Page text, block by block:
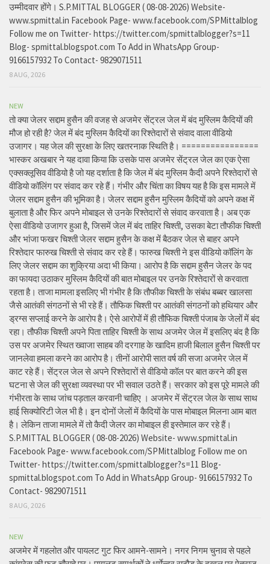
उम्मीदवार होंगे। S.P.MITTAL BLOGGER ( 08-08-2026) Website-
www.spmittal.in Facebook Page- www.facebook.com/SPMittalblog
Follow me on Twitter- https://twitter.com/spmittalblogger?s=11
Blog- spmittal.blogspot.com To Add in WhatsApp Group-
9166157932 To Contact- 9829071511
8 AUG, 2026
NEW
तो क्या जेलर सद्दाम हुसैन की वजह से अजमेर सेंट्रल जेल में बंद मुस्लिम कैदियों की
मौज हो रही है? जेल में बंद मुस्लिम कैदियों का रिश्तेदारों से संवाद वाला वीडियो
उजागर। यह जेल की सुरक्षा के लिए खतरनाक स्थिति है। ================
भास्कर अखबार ने यह दावा किया कि उसके पास अजमेर सेंट्रल जेल का एक ऐसा
एक्सक्लूसिव वीडियो है जो यह दर्शाता है कि जेल में बंद मुस्लिम कैदी अपने रिश्तेदारों से
वीडियो कॉलिंग पर संवाद कर रहे हैं। गंभीर और चिंता का विषय यह है कि इस मामले में
जेलर सद्दाम हुसैन की भूमिका है। जेलर सद्दाम हुसैन मुस्लिम कैदियों को अपने कक्ष में
बुलाता है और फिर अपने मोबाइल से उनके रिश्तेदारों से संवाद करवाता है। अब एक
ऐसा वीडियो उजागर हुआ है, जिसमें जेल में बंद ताहिर चिश्ती, उसका बेटा तौफीक चिश्ती
और भांजा फखर चिश्ती जेलर सद्दाम हुसैन के कक्ष में बैठकर जेल से बाहर अपने
रिश्तेदार फारुख चिश्ती से संवाद कर रहे हैं। फारुख चिश्ती ने इस वीडियो कॉलिंग के
लिए जेलर सद्दाम का शुक्रिया अदा भी किया। आरोप है कि सद्दाम हुसैन जेलर के पद
का फायदा उठाकर मुस्लिम कैदियों की बात मोबाइल पर उनके रिश्तेदारों से करवाता
रहता है। ताजा मामला इसलिए भी गंभीर है कि तौफीक चिश्ती के संबंध बब्बर खालसा
जैसे आतंकी संगठनों से भी रहे हैं। तौफिक चिश्ती पर आतंकी संगठनों को हथियार और
ड्रग्स सप्लाई करने के आरोप है। ऐसे आरोपों में ही तौफिक चिश्ती पंजाब के जेलों में बंद
रहा। तौफीक चिश्ती अपने पिता ताहिर चिश्ती के साथ अजमेर जेल में इसलिए बंद है कि
उस पर अजमेर स्थित ख्वाजा साहब की दरगाह के खादिम हाजी बिलाल हुसैन चिश्ती पर
जानलेवा हमला करने का आरोप है। तीनों आरोपी सात वर्ष की सजा अजमेर जेल में
काट रहे हैं। सेंट्रल जेल से अपने रिश्तेदारों से वीडियो कॉल पर बात करने की इस
घटना से जेल की सुरक्षा व्यवस्था पर भी सवाल उठते हैं। सरकार को इस पूरे मामले की
गंभीरता के साथ जांच पड़ताल करवानी चाहिए । अजमेर में सेंट्रल जेल के साथ साथ
हाई सिक्योरिटी जेल भी है। इन दोनों जेलों में कैदियों के पास मोबाइल मिलना आम बात
है। लेकिन ताजा मामले में तो कैदी जेलर का मोबाइल ही इस्तेमाल कर रहे हैं।
S.P.MITTAL BLOGGER ( 08-08-2026) Website- www.spmittal.in
Facebook Page- www.facebook.com/SPMittalblog Follow me on
Twitter- https://twitter.com/spmittalblogger?s=11 Blog-
spmittal.blogspot.com To Add in WhatsApp Group- 9166157932 To
Contact- 9829071511
8 AUG, 2026
NEW
अजमेर में गहलोत और पायलट गुट फिर आमने-सामने। नगर निगम चुनाव से पहले